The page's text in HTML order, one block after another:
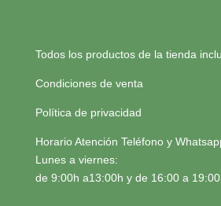
Todos los productos de la tienda
Condiciones de venta
Política de privacidad
Horario Atención Teléfono y
Lunes a viernes:
de 9:00h a13:00h y de 16:00 a